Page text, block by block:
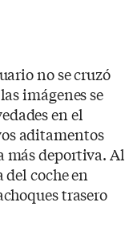
no se cruzó
imágenes se
en el
aditamentos
más deportiva. Al
del coche en
trasero